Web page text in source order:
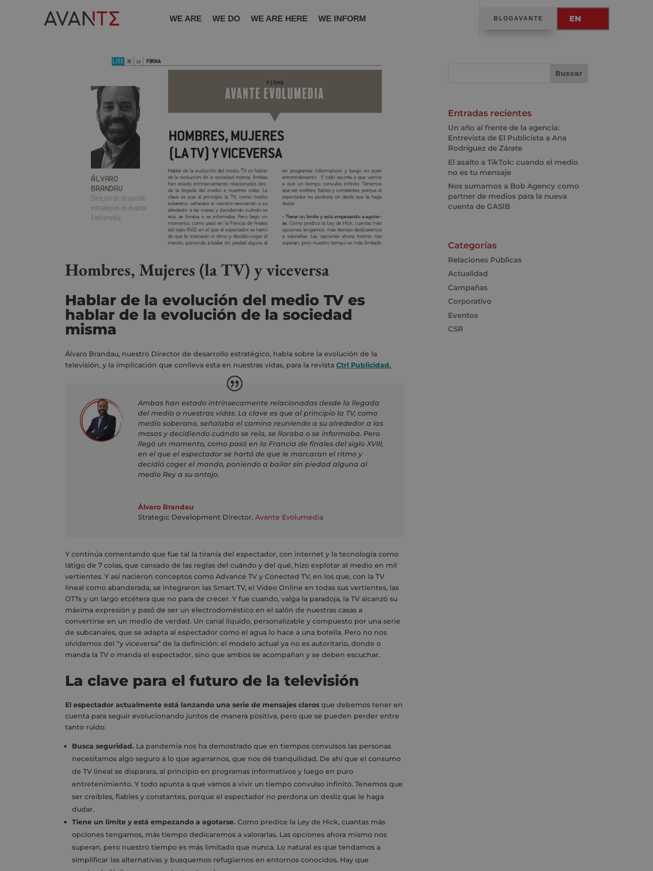
WE ARE WE DO WE ARE HERE WE INFORM BLOGAVANTE EN
Hombres, Mujeres (la TV) y viceversa
Hablar de la evolución del medio TV es
hablar de la evolución de la sociedad
misma
Álvaro Brandau, nuestro Director de desarrollo estratégico, habla sobre la evolución de la
televisión, y la implicación que conlleva esta en nuestras vidas, para la revistaCtrl Publicidad.
Ambas han estado intrínsecamente relacionadas desde la llegada
del medio a nuestras vidas. La clave es que al principio la TV, como
medio soberano, señalaba el camino reuniendo a su alrededor a las
masas y decidiendo cuándo se reía, se lloraba o se informaba. Pero
llegó un momento, como pasó en la Francia de finales del siglo XVIII,
en el que el espectador se hartó de que le marcaran el ritmo y
decidió coger el mando, poniendo a bailar sin piedad alguna al
medio Rey a su antojo.
Álvaro Brandau
Strategic Development Director, Avante Evolumedia
Y continúa comentando que fue tal la tiranía del espectador, con internet y la tecnología como
látigo de 7 colas, que cansado de las reglas del cuándo y del qué, hizo explotar al medio en mil
vertientes. Y así nacieron conceptos como Advance TV y Conected TV, en los que, con la TV
lineal como abanderada, se integraron las Smart TV, el Video Online en todas sus vertientes, las
OTTs y un largo etcétera que no para de crecer. Y fue cuando, valga la paradoja, la TV alcanzó su
máxima expresión y pasó de ser un electrodoméstico en el salón de nuestras casas a
convertirse en un medio de verdad. Un canal líquido, personalizable y compuesto por una serie
de subcanales, que se adapta al espectador como el agua lo hace a una botella. Pero no nos
olvidemos del “y viceversa” de la definición: el modelo actual ya no es autoritario, donde o
manda la TV o manda el espectador, sino que ambos se acompañan y se deben escuchar.
La clave para el futuro de la televisión
El espectador actualmente está lanzando una serie de mensajes claros que debemos tener en
cuenta para seguir evolucionando juntos de manera positiva, pero que se pueden perder entre
tanto ruido:
Busca seguridad. La pandemia nos ha demostrado que en tiempos convulsos las personas
necesitamos algo seguro a lo que agarrarnos, que nos dé tranquilidad. De ahí que el consumo
de TV lineal se disparara, al principio en programas informativos y luego en puro
entretenimiento. Y todo apunta a que vamos a vivir un tiempo convulso infinito. Tenemos que
ser creíbles, fiables y constantes, porque el espectador no perdona un desliz que le haga
dudar.
Tiene un límite y está empezando a agotarse. Como predice la Ley de Hick, cuantas más
opciones tengamos, más tiempo dedicaremos a valorarlas. Las opciones ahora mismo nos
superan, pero nuestro tiempo es más limitado que nunca. Lo natural es que tendamos a
simplificar las alternativas y busquemos refugiarnos en entornos conocidos. Hay que
Entradas recientes
Un año al frente de la agencia:
Entrevista de El Publicista a Ana
Rodríguez de Zárate
El asalto a TikTok: cuando el medio
no es tu mensaje
Nos sumamos a Bob Agency como
partner de medios para la nueva
cuenta de GASIB
Categorías
Relaciones Públicas
Actualidad
Campañas
Corporativo
Eventos
CSR